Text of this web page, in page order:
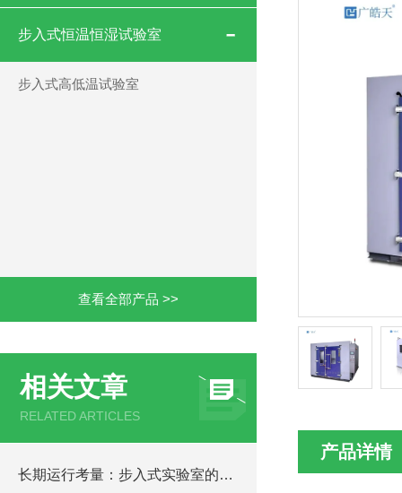
步入式恒温恒湿试验室
步入式高低温试验室
查看全部产品 >>
相关文章
RELATED ARTICLES
长期运行考量：步入式实验室的可靠性与维护
产品详情